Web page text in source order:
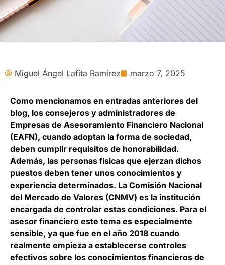
Miguel Ángel Lafita Ramírez marzo 7, 2025
Como mencionamos en entradas anteriores del
blog, los consejeros y administradores de
Empresas de Asesoramiento Financiero Nacional
(EAFN), cuando adoptan la forma de sociedad,
deben cumplir requisitos de honorabilidad.
Además, las personas físicas que ejerzan dichos
puestos deben tener unos conocimientos y
experiencia determinados. La Comisión Nacional
del Mercado de Valores (CNMV) es la institución
encargada de controlar estas condiciones. Para el
asesor financiero este tema es especialmente
sensible, ya que fue en el año 2018 cuando
realmente empieza a establecerse controles
efectivos sobre los conocimientos financieros de